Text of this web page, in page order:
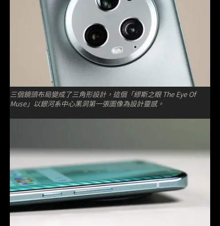
三個鏡頭布局變成了三角形設計，這個「繆斯之眼 The Eye Of
Muse」以銀河系中心黑洞第一張圖像為設計靈感。